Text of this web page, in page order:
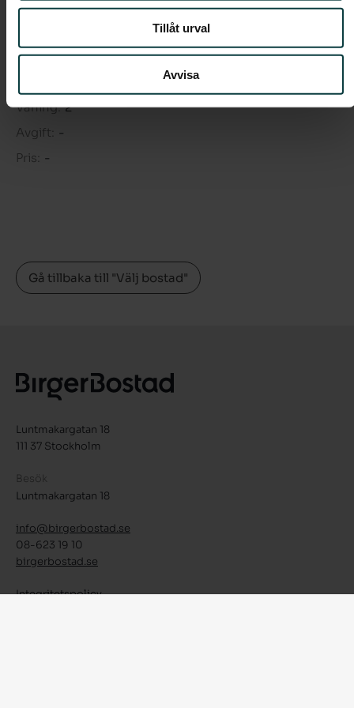
Tillåt urval
Avvisa
Bostadsrätt
Rum: 3
Våning: 2
Avgift: -
Pris: -
Gå tillbaka till "Välj bostad"
Luntmakargatan 18
111 37 Stockholm
Besök
Luntmakargatan 18
info@birgerbostad.se
08-623 19 10
birgerbostad.se
Integritetspolicy